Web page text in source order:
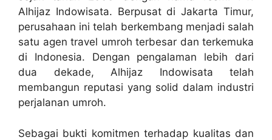
Alhijaz Indowisata. Berpusat di Jakarta Timur,
perusahaan ini telah berkembang menjadi salah
satu agen travel umroh terbesar dan terkemuka
di Indonesia. Dengan pengalaman lebih dari
dua dekade, Alhijaz Indowisata telah
membangun reputasi yang solid dalam industri
perjalanan umroh.
Sebagai bukti komitmen terhadap kualitas dan